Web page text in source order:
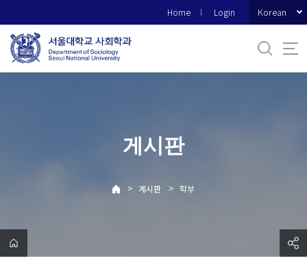
로
메
Home Login Korean
게시판
> 게시판 > 학부